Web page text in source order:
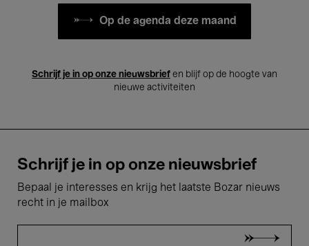
Op de agenda deze maand
Schrijf je in op onze nieuwsbrief en blijf op de hoogte van
nieuwe activiteiten
Schrijf je in op onze nieuwsbrief
Bepaal je interesses en krijg het laatste Bozar nieuws
recht in je mailbox